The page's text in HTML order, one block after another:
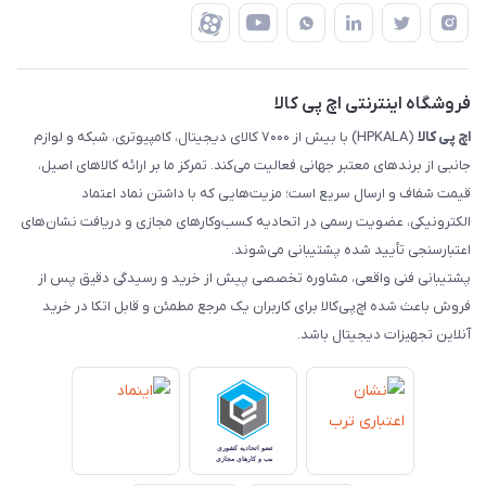
ضمانت اصالت کالا
رهگیری مرسولات چاپار
رهگیری مرسولات ماهکس
درباره ما
تماس با ما
فروشگاه اینترنتی اچ پی کالا
اچ‌ پی‌ کالا
(HPKALA) با بیش از ۷۰۰۰ کالای دیجیتال، کامپیوتری، شبکه و لوازم
جانبی از برندهای معتبر جهانی فعالیت می‌کند. تمرکز ما بر ارائه کالاهای اصیل،
قیمت شفاف و ارسال سریع است؛ مزیت‌هایی که با داشتن نماد اعتماد
الکترونیکی، عضویت رسمی در اتحادیه کسب‌وکارهای مجازی و دریافت نشان‌های
اعتبارسنجی تأیید شده پشتیبانی می‌شوند.
پشتیبانی فنی واقعی، مشاوره تخصصی پیش از خرید و رسیدگی دقیق پس از
فروش باعث شده اچ‌پی‌کالا برای کاربران یک مرجع مطمئن و قابل اتکا در خرید
آنلاین تجهیزات دیجیتال باشد.